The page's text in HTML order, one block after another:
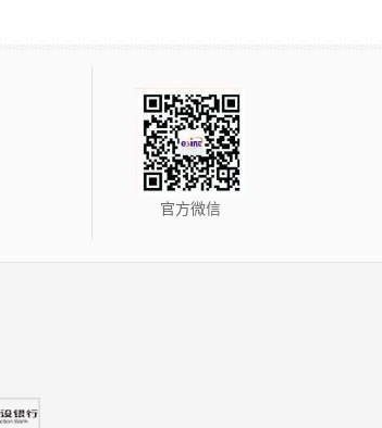
官方微信